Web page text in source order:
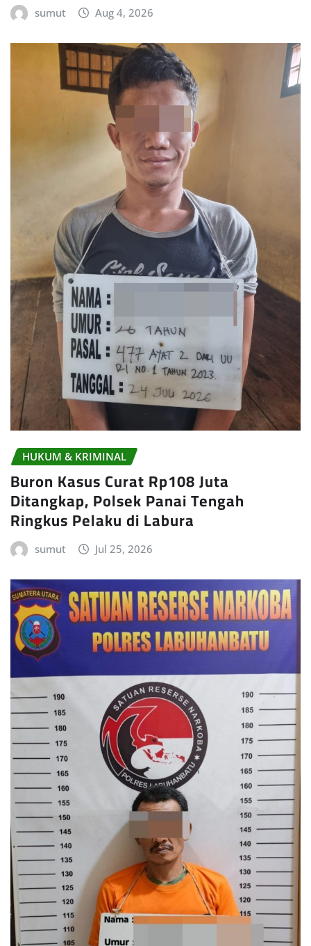
sumut Aug 4, 2026
HUKUM & KRIMINAL
Buron Kasus Curat Rp108 Juta
Ditangkap, Polsek Panai Tengah
Ringkus Pelaku di Labura
sumut Jul 25, 2026